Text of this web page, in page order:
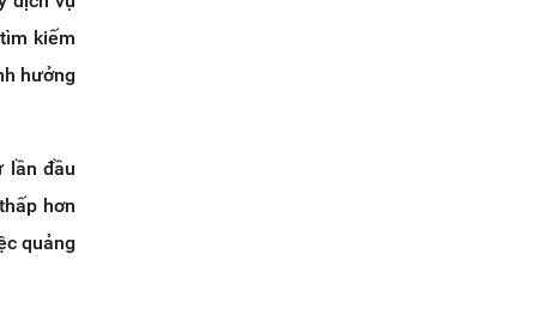
kiếm
hưởng
lần đầu
hơn
quảng